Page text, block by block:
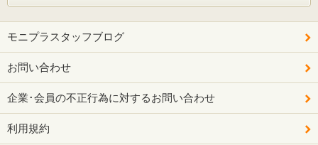
モニプラスタッフブログ
お問い合わせ
企業･会員の不正行為に対するお問い合わせ
利用規約